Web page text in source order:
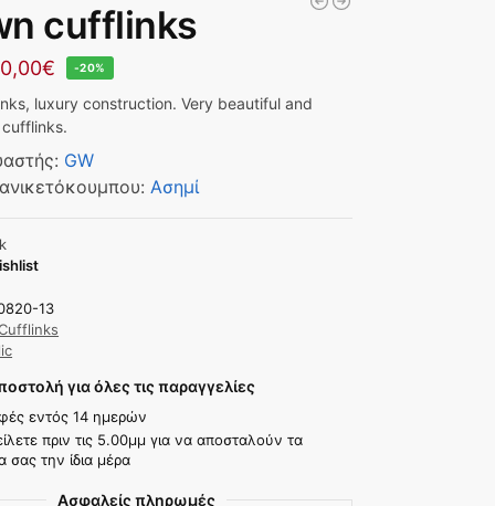
cufflinks
€ -20%
luxury construction. Very beautiful and
: GW
:Ασημί
13
για όλες τις παραγγελίες
εντός 14 ημερών
πριν τις 5.00μμ για να αποσταλούν τα
σας την ίδια μέρα
Ασφαλείς πληρωμές